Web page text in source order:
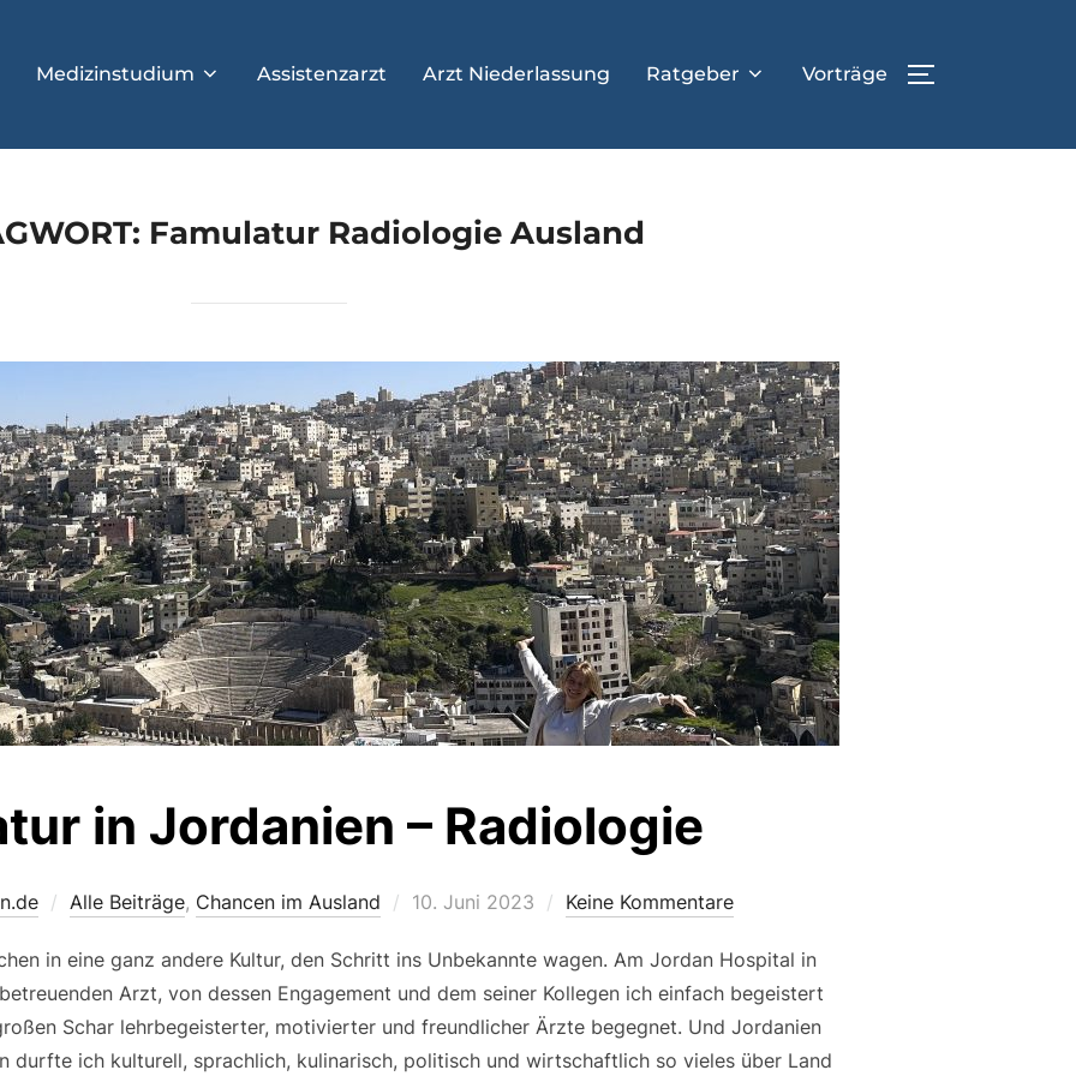
Medizinstudium Assistenzarzt Arzt Niederlassung Ratgeber Vorträge
Famulatur Radiologie Ausland
in Jordanien – Radiologie
Alle Beiträge, Chancen im Ausland
Veröffentlicht
10. Juni 2023 Keine Kommentare
in eine ganz andere Kultur, den Schritt ins Unbekannte wagen. Am Jordan Hospital in
Arzt, von dessen Engagement und dem seiner Kollegen ich einfach begeistert
Schar lehrbegeisterter, motivierter und freundlicher Ärzte begegnet. Und Jordanien
durfte ich kulturell, sprachlich, kulinarisch, politisch und wirtschaftlich so vieles über Land